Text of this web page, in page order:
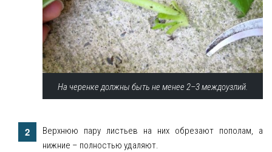
На черенке должны быть не менее 2–3 междоузлий.
Верхнюю пару листьев на них обрезают пополам, а
нижние – полностью удаляют.